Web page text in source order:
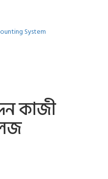
System
কাজী